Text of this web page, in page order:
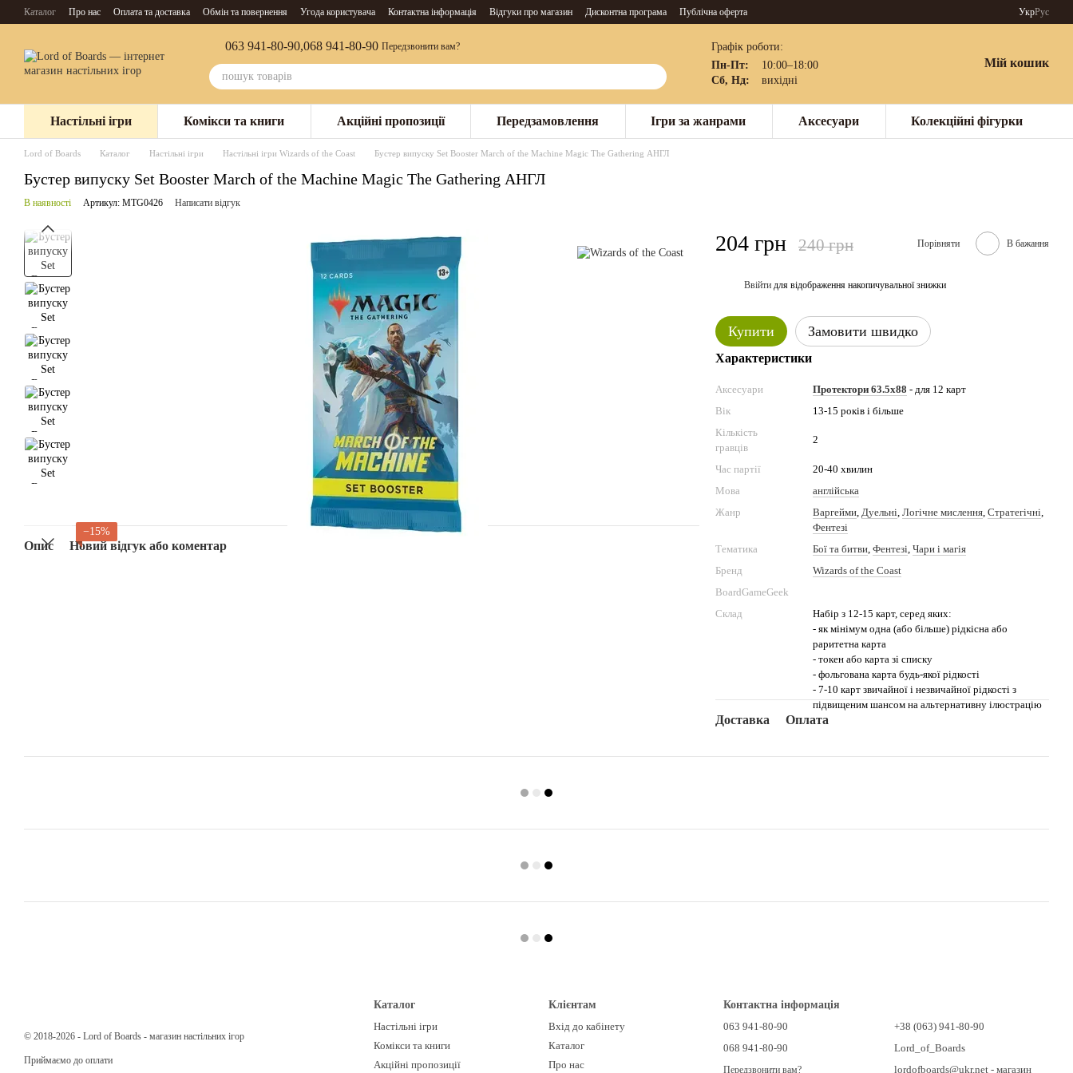
Перейти до основного контенту
Каталог Про нас Оплата та доставка Обмін та повернення Угода користувача Контактна інформація Відгуки про магазин Дисконтна програма Публічна оферта УкрРус
063 941-80-90,068 941-80-90 Передзвонити вам?
Графік роботи:
Пн-Пт:
10:00–18:00
Сб, Нд:
вихідні
Мій кошик
Настільні ігри Комікси та книги Акційні пропозиції Передзамовлення Ігри за жанрами Аксесуари Колекційні фігурки
Lord of Boards Каталог Настільні ігри Настільні ігри Wizards of the Coast Бустер випуску Set Booster March of the Machine Magic The Gathering АНГЛ
Бустер випуску Set Booster March of the Machine Magic The Gathering АНГЛ
В наявності Артикул: MTG0426 Написати відгук
−15%
Опис Новий відгук або коментар
204 грн 240 грн Порівняти В бажання
Ввійти для відображення накопичувальної знижки
Купити Замовити швидко
Характеристики
Аксесуари Протектори 63.5x88 - для 12 карт
Вік
13-15 років і більше
Кількість
гравців
2
Час партії
20-40 хвилин
Мова
англійська
Жанр
Варгейми, Дуельні, Логічне мислення, Стратегічні,
Фентезі
Тематика
Бої та битви, Фентезі, Чари і магія
Бренд
Wizards of the Coast
BoardGameGeek
Склад
Набір з 12-15 карт, серед яких:
- як мінімум одна (або більше) рідкісна або
раритетна карта
- токен або карта зі списку
- фольгована карта будь-якої рідкості
- 7-10 карт звичайної і незвичайної рідкості з
підвищеним шансом на альтернативну ілюстрацію
Доставка Оплата
© 2018-2026 - Lord of Boards - магазин настільних ігор
Приймаємо до оплати
Каталог
Настільні ігри
Комікси та книги
Акційні пропозиції
Клієнтам
Вхід до кабінету
Каталог
Про нас
Контактна інформація
063 941-80-90
068 941-80-90
Передзвонити вам?
+38 (063) 941-80-90
Lord_of_Boards
lordofboards@ukr.net - магазин